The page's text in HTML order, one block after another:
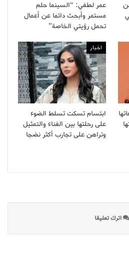
عمر لطفي: “السينما حلم
مستمر وأبحث دائما عن أعمال
تحمل رؤيتي الخاصة”
اخبار
ابتسام تسكت تسلط الضوء
على رحلتها بين الغناء والتمثيل
وتراهن على تجارب أكثر نضجا
اترك تعليقا